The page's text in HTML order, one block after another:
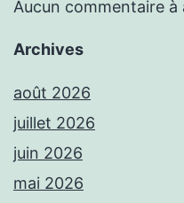
Aucun commentaire à
Archives
août 2026
juillet 2026
juin 2026
mai 2026